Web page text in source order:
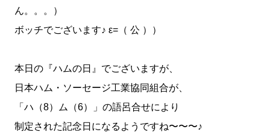
ん。。。）
ボッチでございます♪ ε=（ 公 ））
本日の『ハムの日』でございますが、
日本ハム・ソーセージ工業協同組合が、
「ハ（8）ム（6）」の語呂合せにより
制定された記念日になるようですね〜〜〜♪